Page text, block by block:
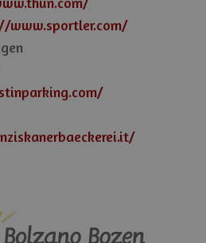
www.sportler.com/